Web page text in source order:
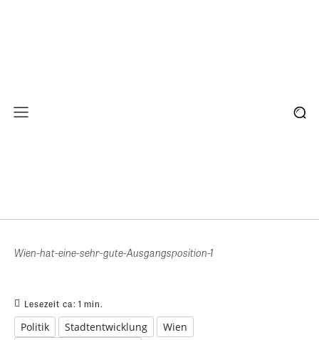
Wien-hat-eine-sehr-gute-Ausgangsposition-1
Lesezeit ca: 1 min.
Politik Stadtentwicklung
Wien